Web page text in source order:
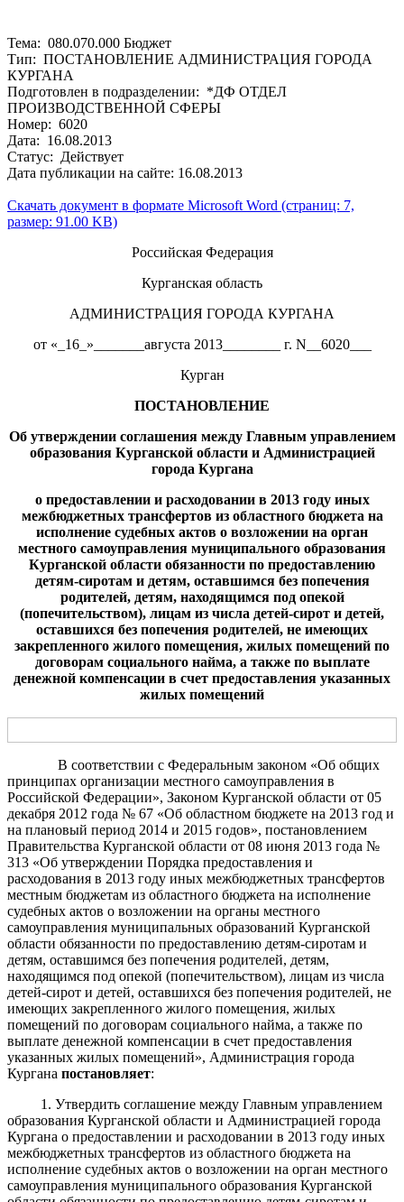
Тема: 080.070.000 Бюджет
Тип: ПОСТАНОВЛЕНИЕ АДМИНИСТРАЦИЯ ГОРОДА
КУРГАНА
Подготовлен в подразделении: *ДФ ОТДЕЛ
ПРОИЗВОДСТВЕННОЙ СФЕРЫ
Номер: 6020
Дата: 16.08.2013
Статус: Действует
Дата публикации на сайте: 16.08.2013
Скачать документ в формате Microsoft Word (страниц: 7,
размер: 91.00 KB)
Российская Федерация
Курганская область
АДМИНИСТРАЦИЯ ГОРОДА КУРГАНА
от «_16_»_______августа 2013________ г. N__6020___
Курган
ПОСТАНОВЛЕНИЕ
Об утверждении соглашения между Главным управлением
образования Курганской области и Администрацией
города Кургана
о предоставлении и расходовании в 2013 году иных
межбюджетных трансфертов из областного бюджета на
исполнение судебных актов о возложении на орган
местного самоуправления муниципального образования
Курганской области обязанности по предоставлению
детям-сиротам и детям, оставшимся без попечения
родителей,детям, находящимся под опекой
(попечительством), лицам из числа детей-сирот и детей,
оставшихся без попечения родителей, не имеющих
закрепленного жилого помещения, жилых помещений по
договорам социального найма, а также по выплате
денежной компенсации в счет предоставления указанных
жилых помещений
В соответствии с Федеральным законом «Об общих
принципах организации местного самоуправления в
Российской Федерации», Законом Курганской области от 05
декабря 2012 года № 67 «Об областном бюджете на 2013 год и
на плановый период 2014 и 2015 годов», постановлением
Правительства Курганской области от 08 июня 2013 года №
313 «Об утверждении Порядка предоставления и
расходования в 2013 году иных межбюджетных трансфертов
местным бюджетам из областного бюджета на исполнение
судебных актов о возложении на органы местного
самоуправления муниципальных образований Курганской
области обязанности по предоставлению детям-сиротам и
детям, оставшимся без попечения родителей, детям,
находящимся под опекой (попечительством), лицам из числа
детей-сирот и детей, оставшихся без попечения родителей, не
имеющих закрепленного жилого помещения, жилых
помещений по договорам социального найма, а также по
выплате денежной компенсации в счет предоставления
указанных жилых помещений», Администрация города
Кургана постановляет:
1. Утвердить соглашение между Главным управлением
образования Курганской области и Администрацией города
Кургана о предоставлении и расходовании в 2013 году иных
межбюджетных трансфертов из областного бюджета на
исполнение судебных актов о возложении на орган местного
самоуправления муниципального образования Курганской